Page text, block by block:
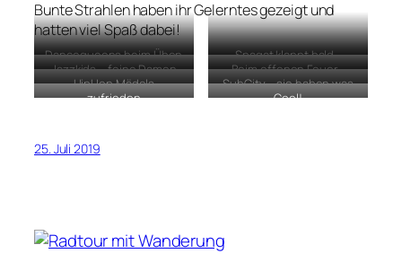
Bunte Strahlen haben ihr Gelerntes gezeigt und
hatten viel Spaß dabei!
Dancequeens beim Üben
Spagat klappt bald…
Jazzkids – feine Damen
Beim offenen Feuer…
HipHop Mädels
SubCity – sie haben was
zufrieden
Cool!
25. Juli 2019